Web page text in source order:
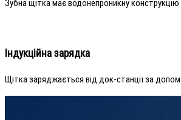
Зубна щітка має водонепроникну
Індукційна зарядка
Щітка заряджається від док-станції за